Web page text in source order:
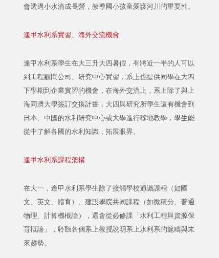
會透過小水滴成長營，教導國小孩童愛護河川的重要性。
逢甲水利系實習、海外交流機會
逢甲水利系學生在大三升大四暑假，有將近一半的人可以
到工程顧問公司、研究中心實習，系上也提供同學在大四
下學期到企業實習的機會，在海外交流上，系上除了與上
海同濟大學簽訂交換計畫，大四與研究所學生還有機會到
日本、中國的水利研究中心或大學進行移地教學，學生能
從中了解各國的水利知識，拓展眼界。
逢甲水利系課程架構
在大一，逢甲水利系學生除了接觸學校通識課程（如國
文、英文、體育）、建設學院共同課程（如微積分、普通
物理、計算機概論），還會從必修課「水利工程與資源保
育概論」，聆聽各個系上教授說明系上水利系的範疇與未
來趨勢。